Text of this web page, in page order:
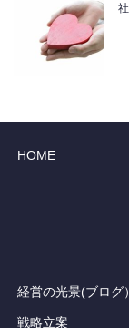
HOME
経営の光景(ブログ）
戦略立案